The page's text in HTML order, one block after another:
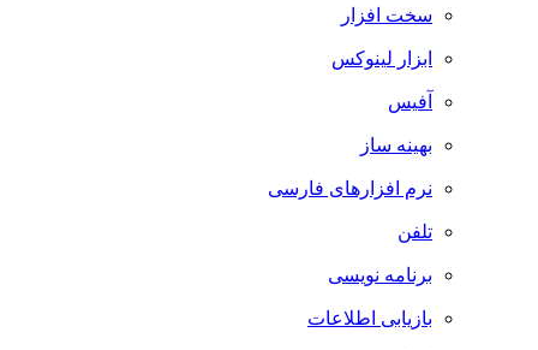
سخت افزار
ابزار لینوکس
آفیس
بهینه ساز
نرم افزارهای فارسی
تلفن
برنامه نویسی
بازیابی اطلاعات